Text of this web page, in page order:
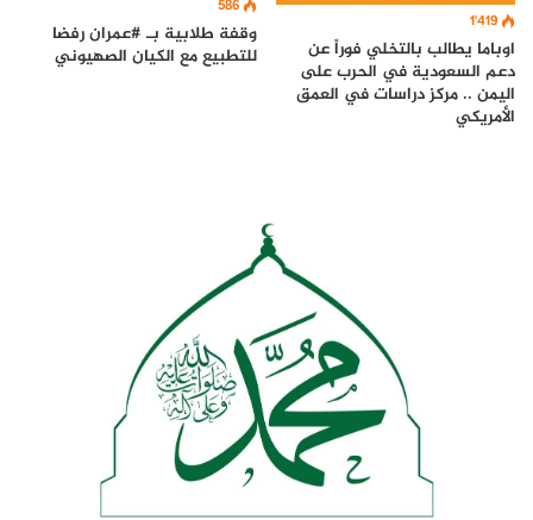
1٬419
اوباما يطالب بالتخلي فوراً عن
دعم السعودية في الحرب على
اليمن .. مركز دراسات في العمق
الأمريكي
586
وقفة طلابية بـ #عمران رفضا
للتطبيع مع الكيان الصهيوني